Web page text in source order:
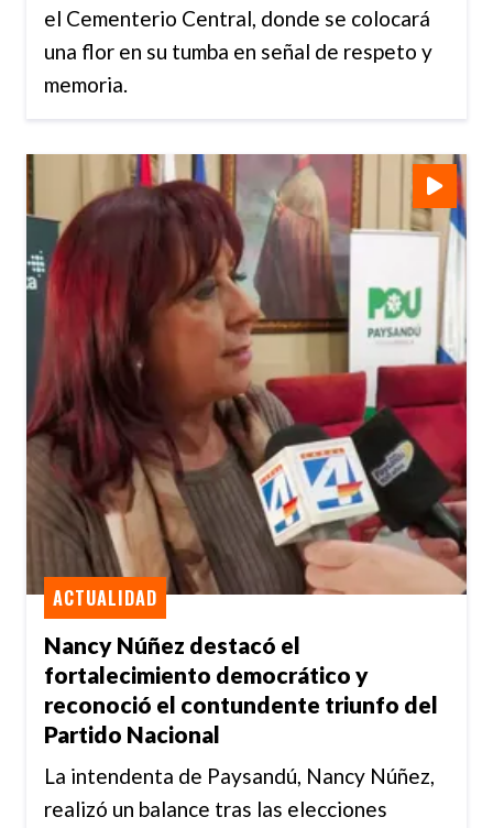
el Cementerio Central, donde se colocará
una flor en su tumba en señal de respeto y
memoria.
Nancy Núñez destacó el
fortalecimiento democrático y
reconoció el contundente triunfo del
Partido Nacional
ACTUALIDAD
La intendenta de Paysandú, Nancy Núñez,
realizó un balance tras las elecciones